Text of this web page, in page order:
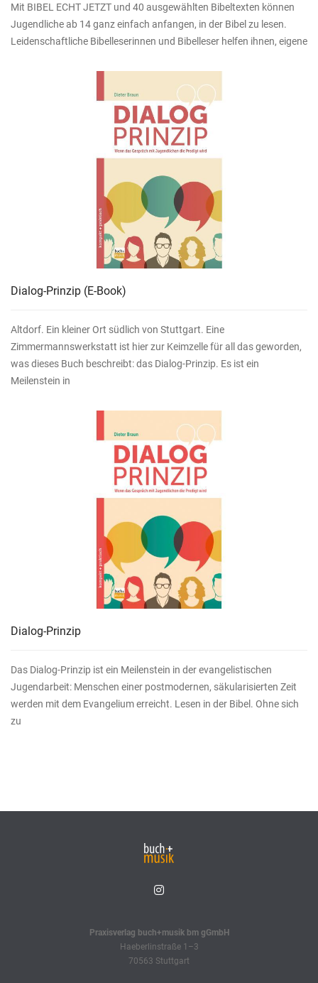
Mit BIBEL ECHT JETZT und 40 ausgewählten Bibeltexten können
Jugendliche ab 14 ganz einfach anfangen, in der Bibel zu lesen.
Leidenschaftliche Bibelleserinnen und Bibelleser helfen ihnen, eigene
Dialog-Prinzip (E-Book)
Altdorf. Ein kleiner Ort südlich von Stuttgart. Eine
Zimmermannswerkstatt ist hier zur Keimzelle für all das geworden,
was dieses Buch beschreibt: das Dialog-Prinzip. Es ist ein
Meilenstein in
Dialog-Prinzip
Das Dialog-Prinzip ist ein Meilenstein in der evangelistischen
Jugendarbeit: Menschen einer postmodernen, säkularisierten Zeit
werden mit dem Evangelium erreicht. Lesen in der Bibel. Ohne sich
zu
Praxisverlag buch+musik bm gGmbH
Haeberlinstraße 1–3
70563 Stuttgart